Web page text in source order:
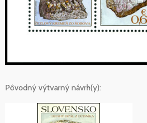
Pôvodný výtvarný návrh(y):